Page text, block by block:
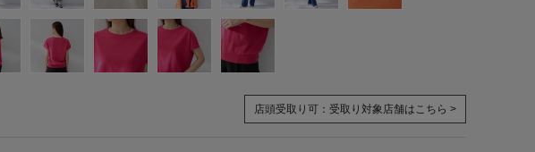
店頭受取り可： 受取り対象店舗はこちら >